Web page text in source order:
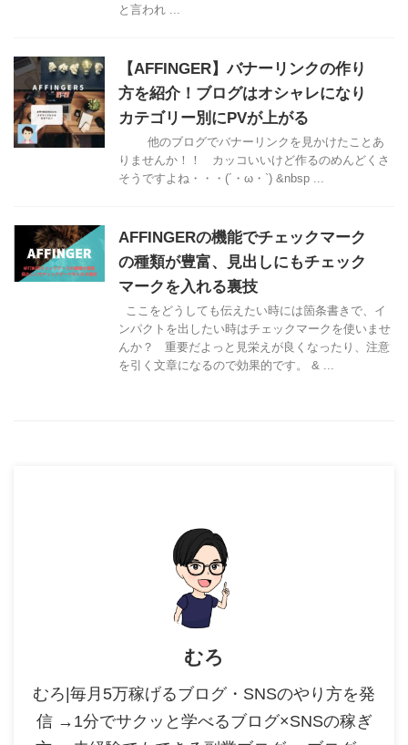
と言われ ...
【AFFINGER】バナーリンクの作り
方を紹介！ブログはオシャレになり
カテゴリー別にPVが上がる
他のブログでバナーリンクを見かけたことあ
りませんか！！ カッコいいけど作るのめんどくさ
そうですよね・・・(´・ω・`) &nbsp ...
AFFINGERの機能でチェックマーク
の種類が豊富、見出しにもチェック
マークを入れる裏技
ここをどうしても伝えたい時には箇条書きで、イ
ンパクトを出したい時はチェックマークを使いませ
んか？ 重要だよっと見栄えが良くなったり、注意
を引く文章になるので効果的です。 & ...
むろ
むろ|毎月5万稼げるブログ・SNSのやり方を発
信 →1分でサクッと学べるブログ×SNSの稼ぎ